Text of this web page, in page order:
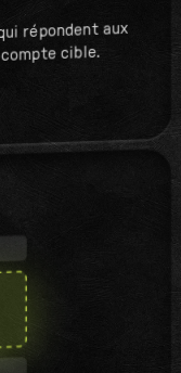
répondent aux
cible.